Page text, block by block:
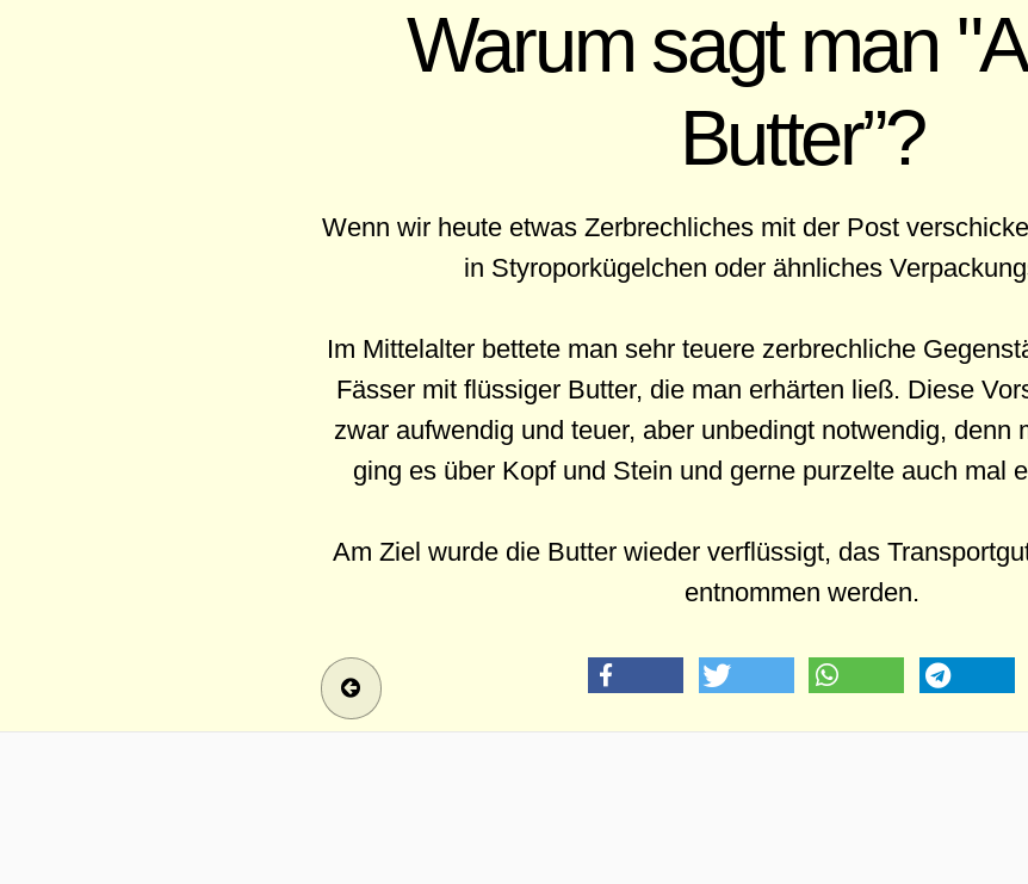
Warum sagt man
Butter”?
Wenn wir heute etwas Zerbrechliches mit der Post
in Styroporkügelchen oder ähnliches
Im Mittelalter bettete man sehr teuere zerbrechliche
Fässer mit flüssiger Butter, die man erhärten ließ. Diese
zwar aufwendig und teuer, aber unbedingt notwendig, denn
ging es über Kopf und Stein und gerne purzelte auch mal
Am Ziel wurde die Butter wieder verflüssigt, das
entnommen werden.